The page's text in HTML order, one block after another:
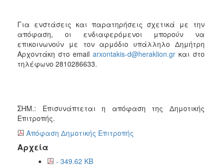
Για ενστάσεις και παρατηρήσεις σχετικά με την
απόφαση, οι ενδιαφερόμενοι μπορούν να
επικοινωνούν με τον αρμόδιο υπάλληλο Δημήτρη
Αρχοντάκη στο email arxontakis-d@heraklion.gr και στο
τηλέφωνο 2810286633.
ΣΗΜ.: Επισυνάπτεται η απόφαση της Δημοτικής
Επιτροπής.
Απόφαση Δημοτικής Επιτροπής
Αρχεία
- 349.62 KB